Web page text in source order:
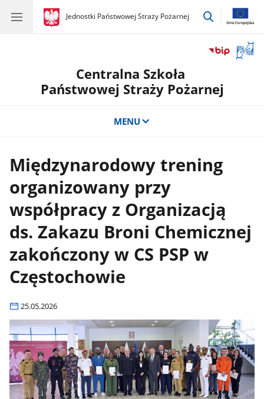
gov.pl
Jednostki Państwowej Straży Pożarnej
gov.pl
Jednostki
przejdź
okno
Centralna Szkoła
Państwowej Straży Pożarnej
MENU
Międzynarodowy trening
organizowany przy
współpracy z Organizacją
ds. Zakazu Broni Chemicznej
zakończony w CS PSP w
Częstochowie
25.05.2026